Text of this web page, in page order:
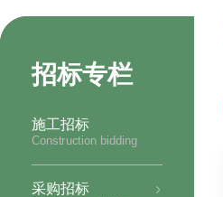
招标专栏
施工招标
Construction bidding
采购招标